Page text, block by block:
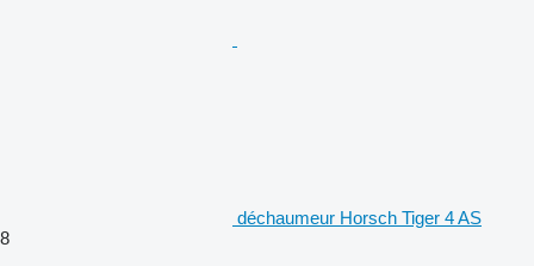
déchaumeur Horsch Tiger 4 AS
8